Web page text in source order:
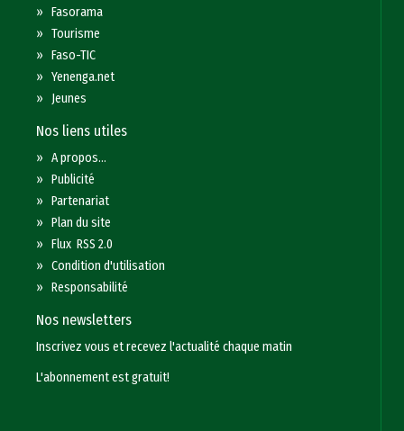
»Fasorama
»Tourisme
»Faso-TIC
»Yenenga.net
» Jeunes
Nos liens utiles
»A propos...
»Publicité
»Partenariat
»Plan du site
»Flux RSS 2.0
»Condition d'utilisation
»Responsabilité
Nos newsletters
Inscrivez vous et recevez l'actualité chaque matin
L'abonnement est gratuit!